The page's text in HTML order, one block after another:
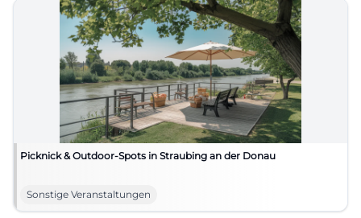
Picknick & Outdoor-Spots in Straubing an der Donau
Sonstige Veranstaltungen